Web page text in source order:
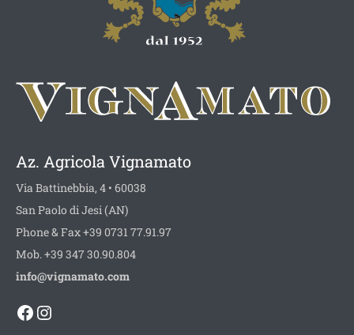
Az. Agricola Vignamato
Via Battinebbia, 4 • 60038
San Paolo di Jesi (AN)
Phone & Fax +39 0731 77.91.97
Mob. +39 347 30.90.804
info@vignamato.com
Facebook
Instagram